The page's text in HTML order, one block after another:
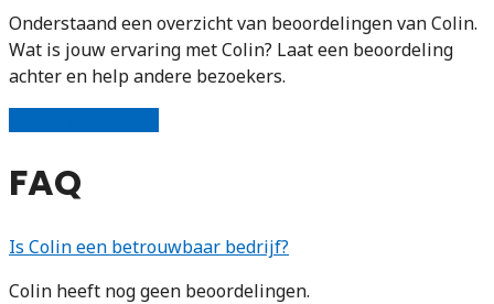
Onderstaand een overzicht van beoordelingen van Colin.
Wat is jouw ervaring met Colin? Laat een beoordeling
achter en help andere bezoekers.
FAQ
Is Colin een betrouwbaar bedrijf?
Colin heeft nog geen beoordelingen.